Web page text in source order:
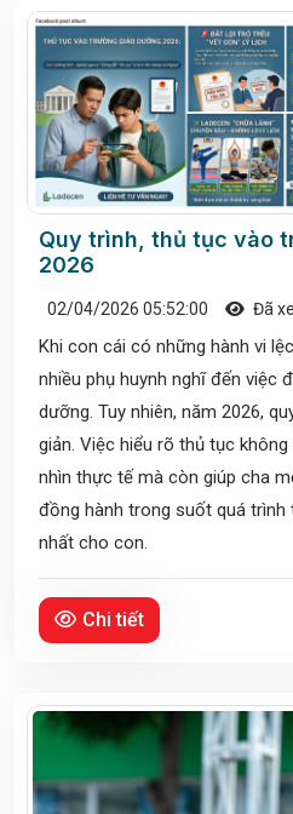
Quy trình, thủ tục vào
2026
02/04/2026 05:52:00 Đã
Khi con cái có những hành vi
nhiều phụ huynh nghĩ đến việc
dưỡng. Tuy nhiên, năm 2026,
giản. Việc hiểu rõ thủ tục
nhìn thực tế mà còn giúp cha
đồng hành trong suốt quá
nhất cho con.
Chi tiết